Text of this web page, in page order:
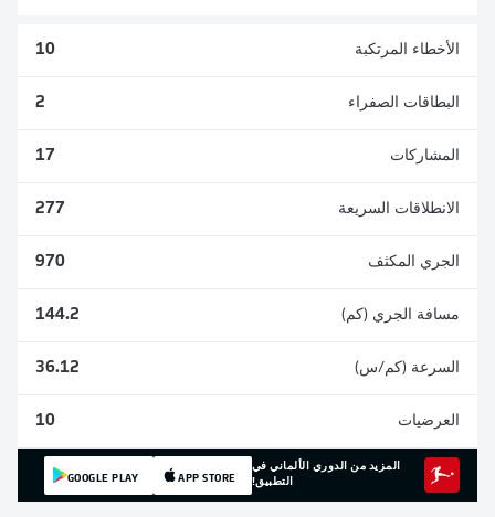
الأخطاء المرتكبة 10
البطاقات الصفراء 2
المشاركات 17
الانطلاقات السريعة 277
الجري المكثف 970
مسافة الجري (كم) 144.2
السرعة (كم/س) 36.12
العرضيات 10
المزيد من الدوري الألماني في
التطبيق!
APP STORE
GOOGLE PLAY